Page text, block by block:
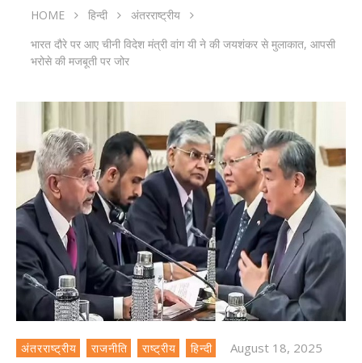
HOME हिन्दी
अंतरराष्ट्रीय
भारत दौरे पर आए चीनी विदेश मंत्री वांग यी ने की जयशंकर से मुलाकात, आपसी
भरोसे की मजबूती पर जोर
अंतरराष्ट्रीय राजनीति राष्ट्रीय हिन्दी August 18, 2025